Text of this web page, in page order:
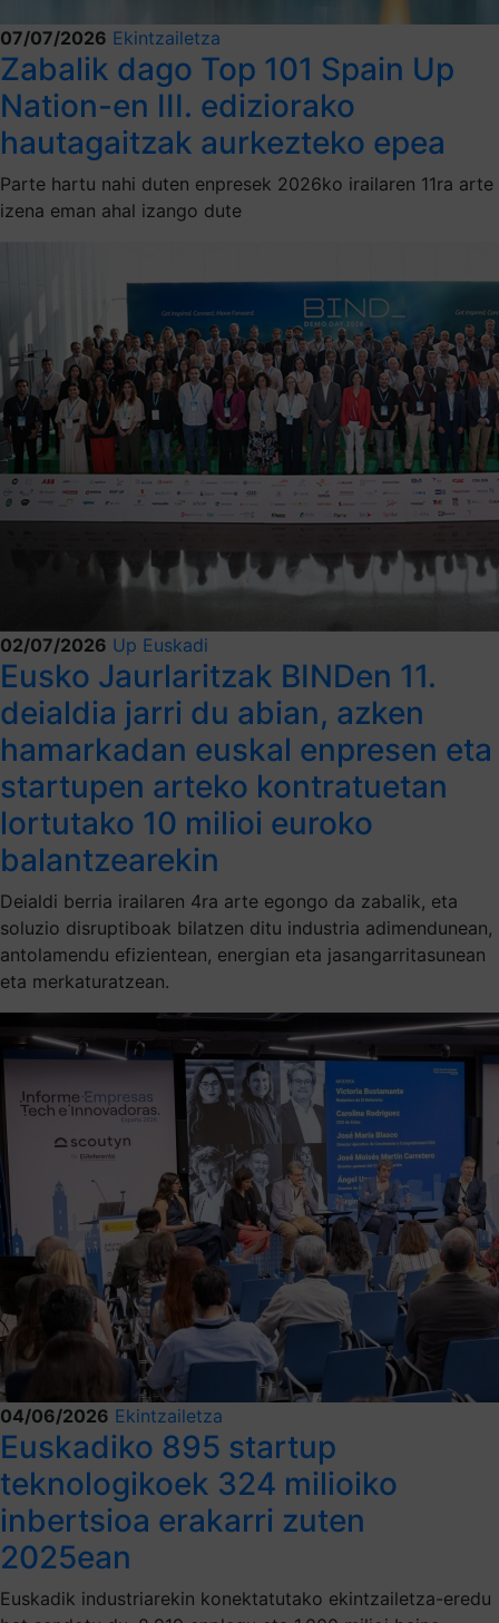
07/07/2026 Ekintzailetza
Zabalik dago Top 101 Spain Up
Nation-en III. ediziorako
hautagaitzak aurkezteko epea
Parte hartu nahi duten enpresek 2026ko irailaren 11ra arte
izena eman ahal izango dute
02/07/2026 Up Euskadi
Eusko Jaurlaritzak BINDen 11.
deialdia jarri du abian, azken
hamarkadan euskal enpresen eta
startupen arteko kontratuetan
lortutako 10 milioi euroko
balantzearekin
Deialdi berria irailaren 4ra arte egongo da zabalik, eta
soluzio disruptiboak bilatzen ditu industria adimendunean,
antolamendu efizientean, energian eta jasangarritasunean
eta merkaturatzean.
04/06/2026 Ekintzailetza
Euskadiko 895 startup
teknologikoek 324 milioiko
inbertsioa erakarri zuten
2025ean
Euskadik industriarekin konektatutako ekintzailetza-eredu